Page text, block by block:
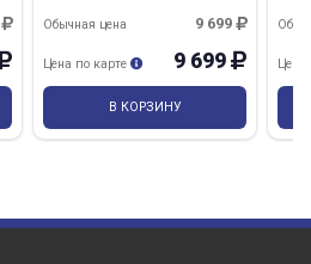
9 699
Обычная цена
9 699
Цена по карте
В КОРЗИНУ
Цена